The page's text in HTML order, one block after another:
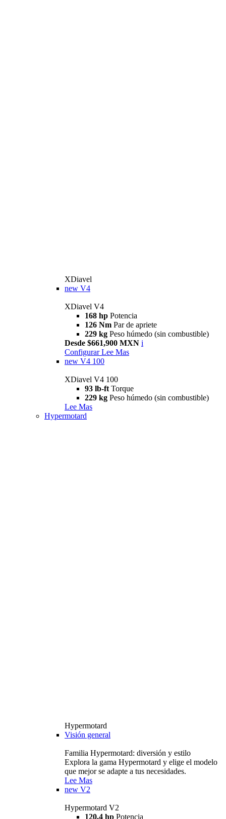
XDiavel
new V4
XDiavel V4
168 hp Potencia
126 Nm Par de apriete
229 kg Peso húmedo (sin combustible)
Desde $661,900 MXN i
Configurar Lee Mas
new V4 100
XDiavel V4 100
93 lb-ft Torque
229 kg Peso húmedo (sin combustible)
Lee Mas
Hypermotard
Hypermotard
Visión general
Familia Hypermotard: diversión y estilo
Explora la gama Hypermotard y elige el modelo
que mejor se adapte a tus necesidades.
Lee Mas
new V2
Hypermotard V2
120,4 hp Potencia